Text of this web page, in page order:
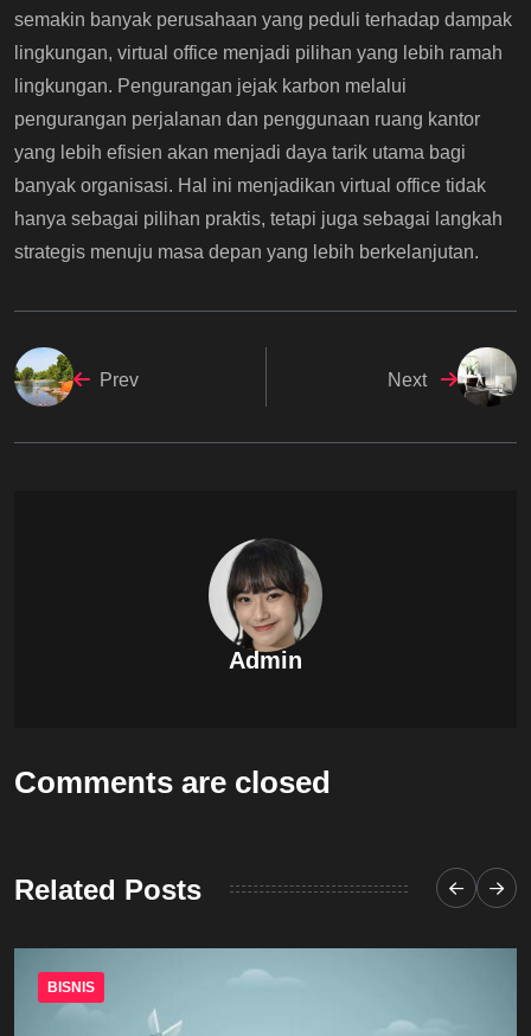
semakin banyak perusahaan yang peduli terhadap dampak
lingkungan, virtual office menjadi pilihan yang lebih ramah
lingkungan. Pengurangan jejak karbon melalui
pengurangan perjalanan dan penggunaan ruang kantor
yang lebih efisien akan menjadi daya tarik utama bagi
banyak organisasi. Hal ini menjadikan virtual office tidak
hanya sebagai pilihan praktis, tetapi juga sebagai langkah
strategis menuju masa depan yang lebih berkelanjutan.
Prev Next
Admin
Comments are closed
Related Posts
BISNIS